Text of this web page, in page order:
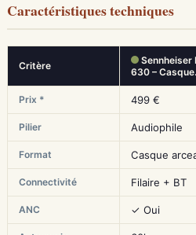
Caractéristiques techniques
Critère
Sennheiser
630 –
Prix * 499 €
Pilier Audiophile
Format Casque
Connectivité Filaire + BT
ANC ✓ Oui